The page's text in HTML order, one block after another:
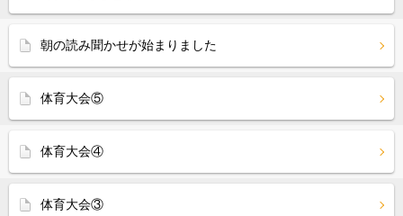
朝の読み聞かせが始まりました
体育大会⑤
体育大会④
体育大会③